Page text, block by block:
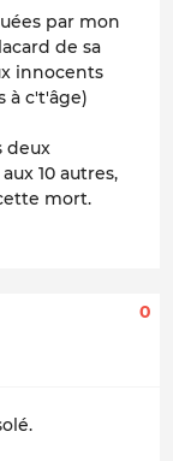
par mon
de sa
innocents
à c't'âge)
deux
10 autres,
mort.
0